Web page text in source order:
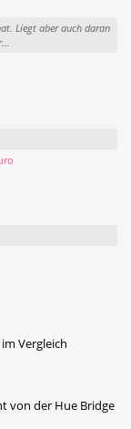
Liegt aber auch daran
Vergleich
von der Hue Bridge